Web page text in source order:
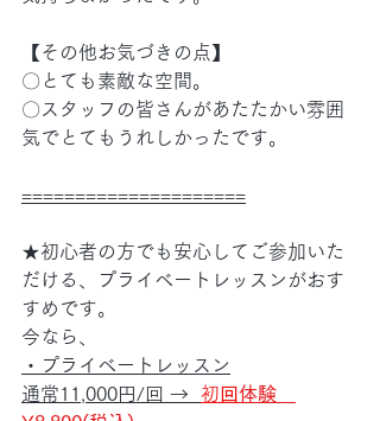
【その他お気づきの点】
〇とても素敵な空間。
〇スタッフの皆さんがあたたかい雰囲
気でとてもうれしかったです。
=====================
★初心者の方でも安心してご参加いた
だける、プライベートレッスンがおす
すめです。
今なら、
・プライベートレッスン
通常11,000円/回 → 初回体験